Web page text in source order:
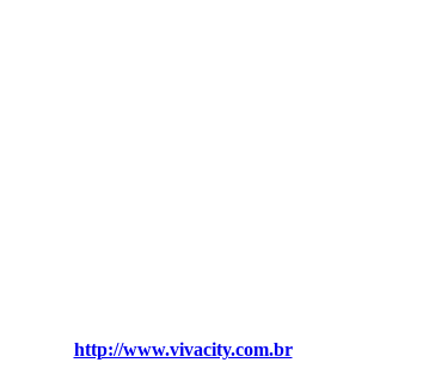
http://www.vivacity.com.br